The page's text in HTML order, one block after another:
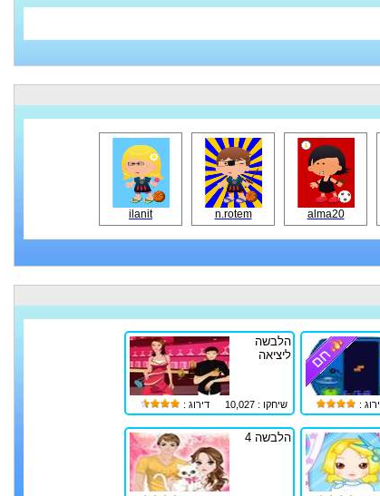
alma20
n.rotem
ilanit
:
הלבשה
ליציאה
שיחקו : 10,027 דירוג :
הלבשה 4